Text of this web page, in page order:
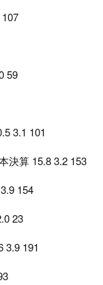
59
3.1 101
決算 15.8 3.2 153
154
23
3.9 191